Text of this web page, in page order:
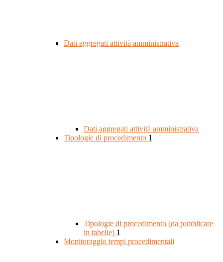
Dati aggregati attività amministrativa
Dati aggregati attività amministrativa
Tipologie di procedimento 1
Tipologie di procedimento (da pubblicare
in tabelle) 1
Monitoraggio tempi procedimentali